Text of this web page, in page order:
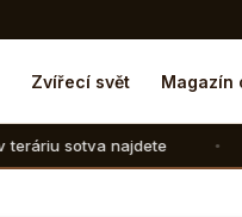
Zvířecí svět Magazín
Suchozemské